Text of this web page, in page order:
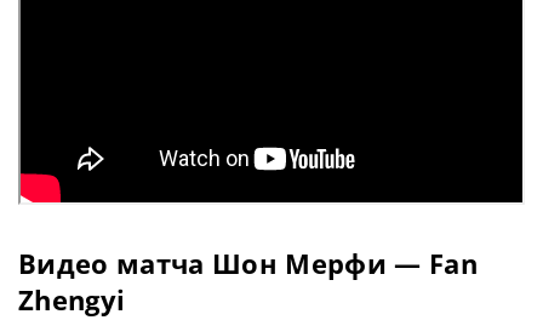
Видео матча Шон Мерфи — Fan
Zhengyi